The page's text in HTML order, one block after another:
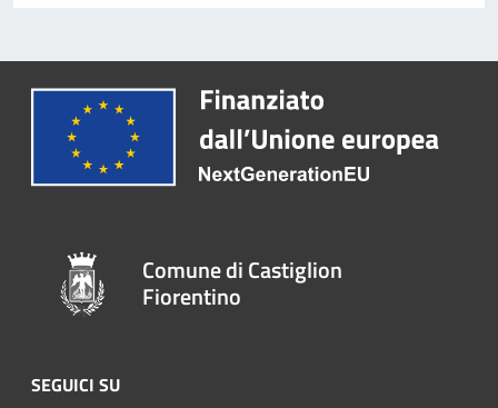
Comune di Castiglion
Fiorentino
SEGUICI SU